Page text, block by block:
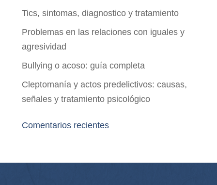
Tics, sintomas, diagnostico y tratamiento
Problemas en las relaciones con iguales y
agresividad
Bullying o acoso: guía completa
Cleptomanía y actos predelictivos: causas,
señales y tratamiento psicológico
Comentarios recientes